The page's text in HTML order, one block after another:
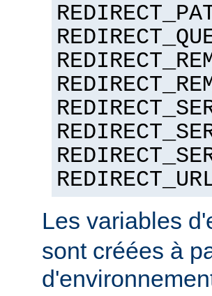
Les variables
sont créées à